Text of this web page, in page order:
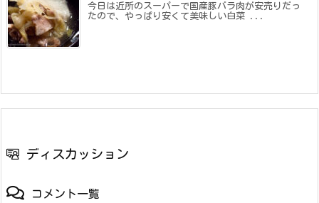
今日は近所のスーパーで国産豚バラ肉が安売りだっ
たので、やっぱり安くて美味しい白菜 ...
ディスカッション
コメント一覧